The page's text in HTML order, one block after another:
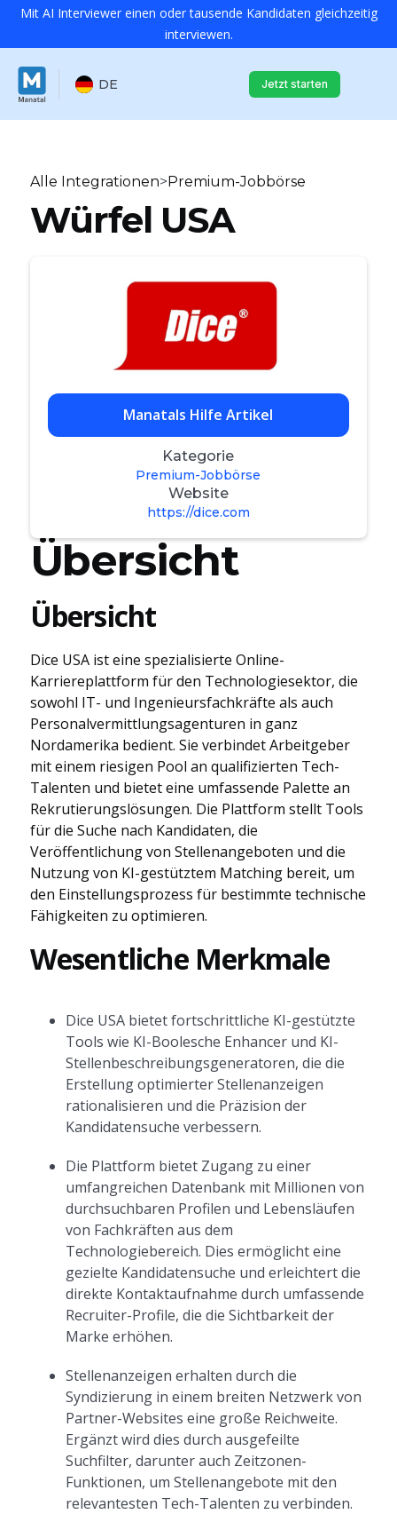
Mit AI Interviewer einen oder tausende Kandidaten gleichzeitig
interviewen.
DE Jetzt starten
Alle Integrationen>Premium-Jobbörse
Würfel USA
Manatals Hilfe Artikel
Kategorie
Premium-Jobbörse
Website
https://dice.com
Übersicht
Übersicht
Dice USA ist eine spezialisierte Online-
Karriereplattform für den Technologiesektor, die
sowohl IT- und Ingenieursfachkräfte als auch
Personalvermittlungsagenturen in ganz
Nordamerika bedient. Sie verbindet Arbeitgeber
mit einem riesigen Pool an qualifizierten Tech-
Talenten und bietet eine umfassende Palette an
Rekrutierungslösungen. Die Plattform stellt Tools
für die Suche nach Kandidaten, die
Veröffentlichung von Stellenangeboten und die
Nutzung von KI-gestütztem Matching bereit, um
den Einstellungsprozess für bestimmte technische
Fähigkeiten zu optimieren.
Wesentliche Merkmale
Dice USA bietet fortschrittliche KI-gestützte
Tools wie KI-Boolesche Enhancer und KI-
Stellenbeschreibungsgeneratoren, die die
Erstellung optimierter Stellenanzeigen
rationalisieren und die Präzision der
Kandidatensuche verbessern.
Die Plattform bietet Zugang zu einer
umfangreichen Datenbank mit Millionen von
durchsuchbaren Profilen und Lebensläufen
von Fachkräften aus dem
Technologiebereich. Dies ermöglicht eine
gezielte Kandidatensuche und erleichtert die
direkte Kontaktaufnahme durch umfassende
Recruiter-Profile, die die Sichtbarkeit der
Marke erhöhen.
Stellenanzeigen erhalten durch die
Syndizierung in einem breiten Netzwerk von
Partner-Websites eine große Reichweite.
Ergänzt wird dies durch ausgefeilte
Suchfilter, darunter auch Zeitzonen-
Funktionen, um Stellenangebote mit den
relevantesten Tech-Talenten zu verbinden.